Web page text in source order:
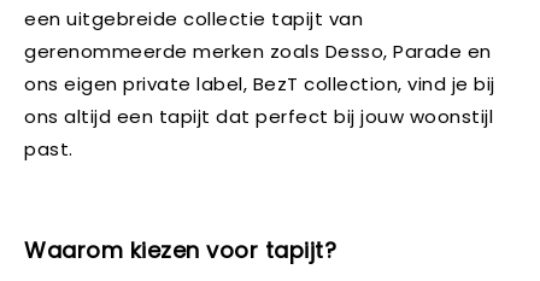
een uitgebreide collectie tapijt van
gerenommeerde merken zoals Desso, Parade en
ons eigen private label, BezT collection, vind je bij
ons altijd een tapijt dat perfect bij jouw woonstijl
past.
Waarom kiezen voor tapijt?